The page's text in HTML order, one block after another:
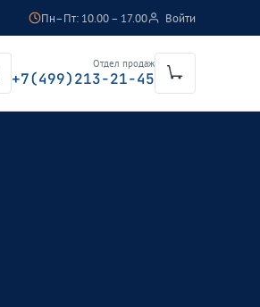
Пн–Пт: 10.00 – 17.00 Войти
Отдел продаж
+7(499)213-21-45